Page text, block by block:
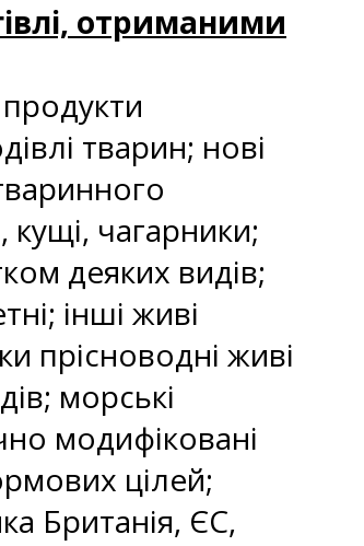
отриманими
тварин; нові
чагарники;
деяких видів;
інші живі
прісноводні живі
морські
модифіковані
цілей;
Британія, ЄС,